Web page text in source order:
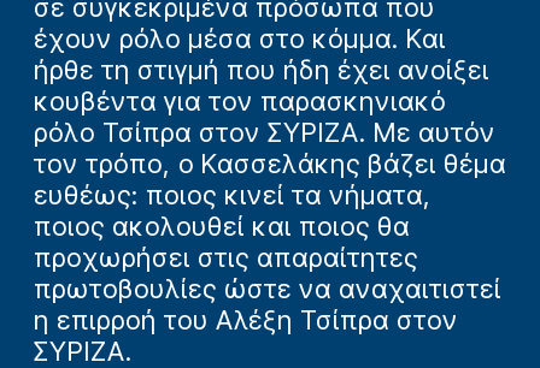
σε συγκεκριμένα πρόσωπα που
έχουν ρόλο μέσα στο κόμμα. Και
ήρθε τη στιγμή που ήδη έχει ανοίξει
κουβέντα για τον παρασκηνιακό
ρόλο Τσίπρα στον ΣΥΡΙΖΑ. Με αυτόν
τον τρόπο, ο Κασσελάκης βάζει θέμα
ευθέως: ποιος κινεί τα νήματα,
ποιος ακολουθεί και ποιος θα
προχωρήσει στις απαραίτητες
πρωτοβουλίες ώστε να αναχαιτιστεί
η επιρροή του Αλέξη Τσίπρα στον
ΣΥΡΙΖΑ.